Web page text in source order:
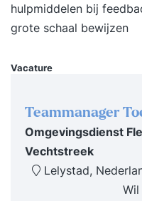
hulpmiddelen bij
grote schaal bewijzen
Vacature
Teammanager
Omgevingsdienst
Vechtstreek
Lelystad,